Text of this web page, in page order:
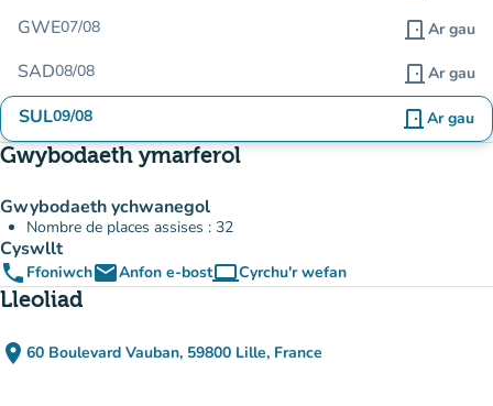
GWE07/08 door_front Ar gau
SAD08/08 door_front Ar gau
SUL09/08 door_front Ar gau
Gwybodaeth ymarferol
Gwybodaeth ychwanegol
Nombre de places assises : 32
Cyswllt
phone FfoniwchemailAnfon e-bostcomputerCyrchu'r wefan
(tab newydd)
Lleoliad
place 60 Boulevard Vauban, 59800 Lille, France
(agor yn Google Maps)
(tab newydd)